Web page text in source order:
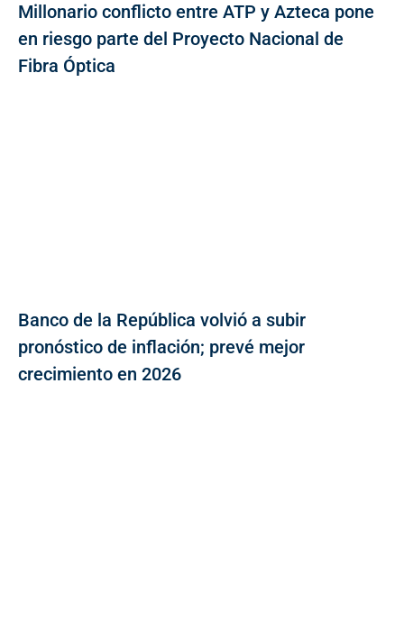
Millonario conflicto entre ATP y Azteca pone
en riesgo parte del Proyecto Nacional de
Fibra Óptica
Banco de la República volvió a subir
pronóstico de inflación; prevé mejor
crecimiento en 2026